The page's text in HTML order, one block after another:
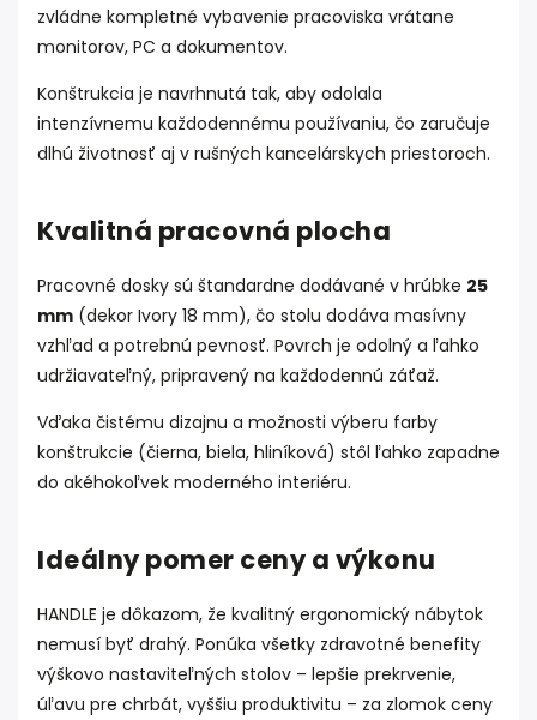
zvládne kompletné vybavenie pracoviska vrátane
monitorov, PC a dokumentov.
Konštrukcia je navrhnutá tak, aby odolala
intenzívnemu každodennému používaniu, čo zaručuje
dlhú životnosť aj v rušných kancelárskych priestoroch.
Kvalitná pracovná plocha
Pracovné dosky sú štandardne dodávané v hrúbke 25
mm (dekor Ivory 18 mm), čo stolu dodáva masívny
vzhľad a potrebnú pevnosť. Povrch je odolný a ľahko
udržiavateľný, pripravený na každodennú záťaž.
Vďaka čistému dizajnu a možnosti výberu farby
konštrukcie (čierna, biela, hliníková) stôl ľahko zapadne
do akéhokoľvek moderného interiéru.
Ideálny pomer ceny a výkonu
HANDLE je dôkazom, že kvalitný ergonomický nábytok
nemusí byť drahý. Ponúka všetky zdravotné benefity
výškovo nastaviteľných stolov – lepšie prekrvenie,
úľavu pre chrbát, vyššiu produktivitu – za zlomok ceny